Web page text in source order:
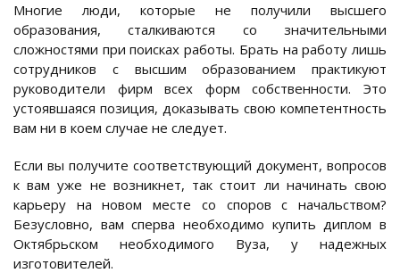
Многие люди, которые не получили высшего
образования, сталкиваются со значительными
сложностями при поисках работы. Брать на работу лишь
сотрудников с высшим образованием практикуют
руководители фирм всех форм собственности. Это
устоявшаяся позиция, доказывать свою компетентность
вам ни в коем случае не следует.
Если вы получите соответствующий документ, вопросов
к вам уже не возникнет, так стоит ли начинать свою
карьеру на новом месте со споров с начальством?
Безусловно, вам сперва необходимо купить диплом в
Октябрьском необходимого Вуза, у надежных
изготовителей.